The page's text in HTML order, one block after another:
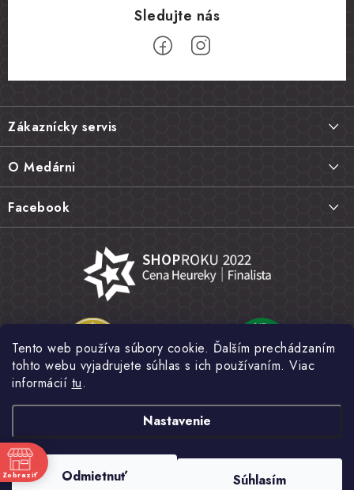
Tento web používa súbory cookie. Ďalším prechádzaním
tohto webu vyjadrujete súhlas s ich používaním. Viac
informácií tu.
Nastavenie
Odmietnuť Súhlasím
Z
á
p
ä
e
Zákaznícky servis
Vrátenie tovaru, výmena a reklamácie
Najčastejšie otázky FAQ
Hodnotenie obchodu
Obchodné podmienky
Ochrana osobných údajov
O Medárni
Náš príbeh
Kamenná predajňa
Fotogaléria
Novinky
Facebook
Copyright 2026 . Všetky práva vyhradené.Upraviť nastavenie
Zobraziť